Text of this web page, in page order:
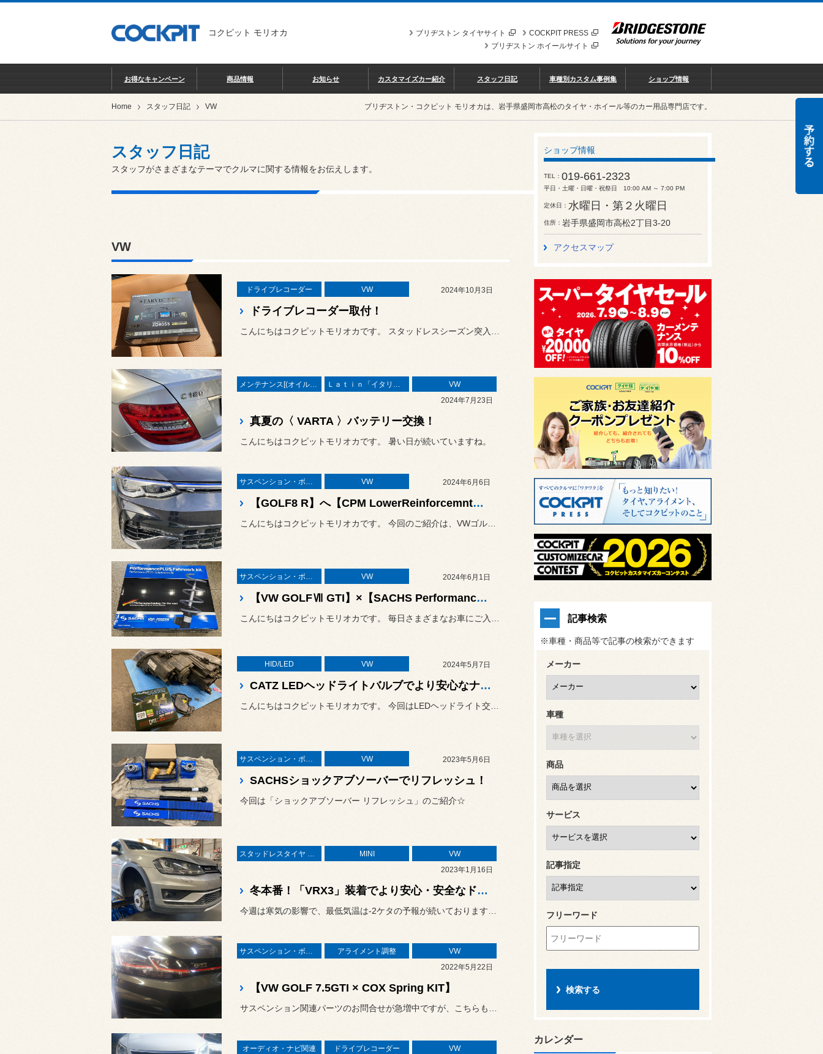
コクピット モリオカ COCKPIT PRESS
ブリヂストン タイヤサイト
ブリヂストン ホイールサイト
お得なキャンペーン 商品情報 お知らせ カスタマイズカー紹介 スタッフ日記 車種別カスタム事例集 ショップ情報
Home スタッフ日記 VW ブリヂストン・コクピット モリオカは、岩手県盛岡市高松のタイヤ・ホイール等のカー用品専門店です。
スタッフ日記
スタッフがさまざまなテーマでクルマに関する情報をお伝えします。
VW
ドライブレコーダー VW 2024年10月3日
ドライブレコーダー取付！
メンテナンス[(オイル・バッテリー・ＲＥＣＳなど) Ｌａｔｉｎ「イタリア・フランス etc」
VW
2024年7月23日
真夏の〈 VARTA 〉バッテリー交換！
こんにちはコクピットモリオカです。 暑い日が続いていますね。
サスペンション・ボディ関連 VW 2024年6月6日
【GOLF8 R】へ【CPM LowerReinforcemnt】！
サスペンション・ボディ関連 VW 2024年6月1日
【VW GOLFⅦ GTI】×【SACHS PerformancePLUS】!
こんにちはコクピットモリオカです。 毎日さまざまなお車にご入庫いただ...
HID/LED VW 2024年5月7日
CATZ LEDヘッドライトバルブでより安心なナイトドライブを☆
サスペンション・ボディ関連 VW 2023年5月6日
SACHSショックアブソーバーでリフレッシュ！
今回は「ショックアブソーバー リフレッシュ」のご紹介☆
スタッドレスタイヤ 「BLIZZAK」 MINI
VW
2023年1月16日
冬本番！「VRX3」装着でより安心・安全なドライブを！
サスペンション・ボディ関連 アライメント調整
VW
2022年5月22日
【VW GOLF 7.5GTI × COX Spring KIT】
オーディオ・ナビ関連 ドライブレコーダー
VW
ショップ情報
TEL 019-661-2323
平日・土曜・日曜・祝祭日 10:00 AM ～ 7:00 PM
定休日 水曜日・第２火曜日
住所 岩手県盛岡市高松2丁目3-20
アクセスマップ
記事検索
※車種・商品等で記事の検索ができます
メーカー
車種
商品
サービス
記事指定
フリーワード
カレンダー